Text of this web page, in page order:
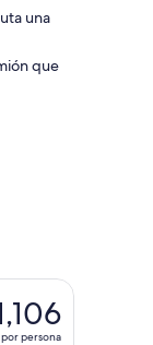
una
que
por persona